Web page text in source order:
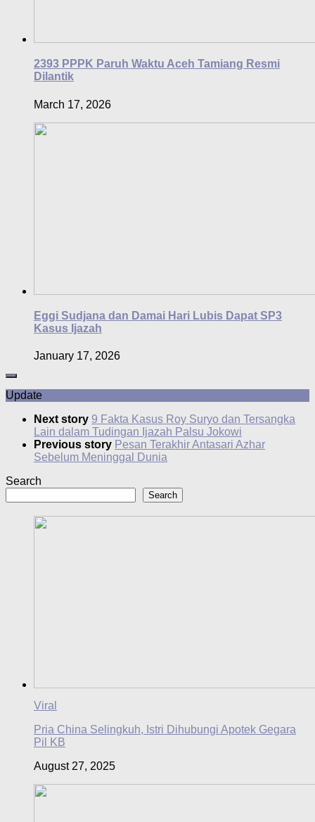
2393 PPPK Paruh Waktu Aceh Tamiang Resmi
Dilantik
March 17, 2026
Eggi Sudjana dan Damai Hari Lubis Dapat SP3
Kasus Ijazah
January 17, 2026
Update
Next story 9 Fakta Kasus Roy Suryo dan Tersangka
Lain dalam Tudingan Ijazah Palsu Jokowi
Previous story Pesan Terakhir Antasari Azhar
Sebelum Meninggal Dunia
Search
Search
Viral
Pria China Selingkuh, Istri Dihubungi Apotek Gegara
Pil KB
August 27, 2025